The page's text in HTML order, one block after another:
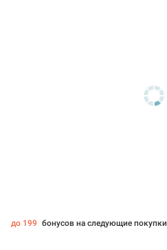
до 199 бонусов на следующие покупки